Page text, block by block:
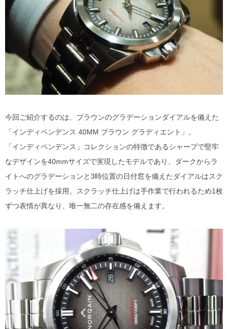
今回ご紹介するのは、ブラウンのグラデーションダイアルを備えた
「インディペンデンス 40MM ブラウン グラディエント」。
「インディペンデンス」コレクションの特徴であるシャープで堅牢
なデザインを40mmサイズで実現したモデルであり、ダークからラ
イトへのグラデーションと3時位置の日付窓を備えたダイアルはスク
ラッチ仕上げを採用。スクラッチ仕上げは手作業で行われるため1枚
ずつ表情が異なり、唯一無二の存在感を備えます。